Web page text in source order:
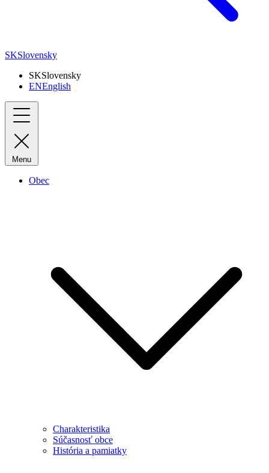
SKSlovensky
SKSlovensky
ENEnglish
Menu
Obec
Charakteristika
Súčasnosť obce
História a pamiatky